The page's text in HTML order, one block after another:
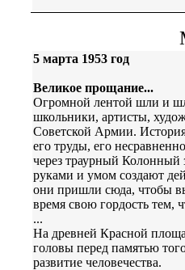
5 марта 1953 год
Великое прощание...
Огромной лентой шли и
школьники, артисты,
Советской Армии.
его труды, его
через траурный
руками и умом создают
они пришли сюда, чтобы
время свою гордость тем,
...
На древней Красной
головы перед памятью
развитие человечества.